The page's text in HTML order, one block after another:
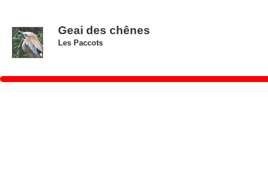
Geai des chênes
Les Paccots